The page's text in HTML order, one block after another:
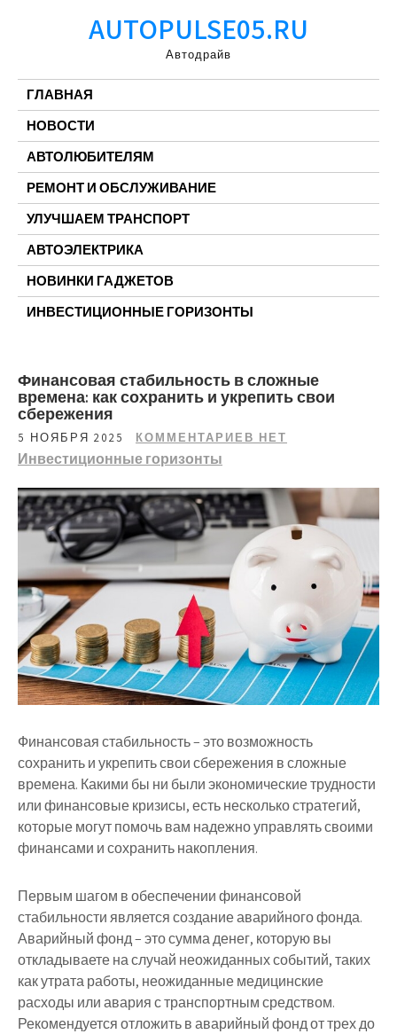
AUTOPULSE05.RU
Автодрайв
ГЛАВНАЯ
НОВОСТИ
АВТОЛЮБИТЕЛЯМ
РЕМОНТ И ОБСЛУЖИВАНИЕ
УЛУЧШАЕМ ТРАНСПОРТ
АВТОЭЛЕКТРИКА
НОВИНКИ ГАДЖЕТОВ
ИНВЕСТИЦИОННЫЕ ГОРИЗОНТЫ
Финансовая стабильность в сложные
времена: как сохранить и укрепить свои
сбережения
5 НОЯБРЯ 2025 КОММЕНТАРИЕВ НЕТ
Инвестиционные горизонты
Финансовая стабильность – это возможность
сохранить и укрепить свои сбережения в сложные
времена. Какими бы ни были экономические трудности
или финансовые кризисы, есть несколько стратегий,
которые могут помочь вам надежно управлять своими
финансами и сохранить накопления.
Первым шагом в обеспечении финансовой
стабильности является создание аварийного фонда.
Аварийный фонд – это сумма денег, которую вы
откладываете на случай неожиданных событий, таких
как утрата работы, неожиданные медицинские
расходы или авария с транспортным средством.
Рекомендуется отложить в аварийный фонд от трех до